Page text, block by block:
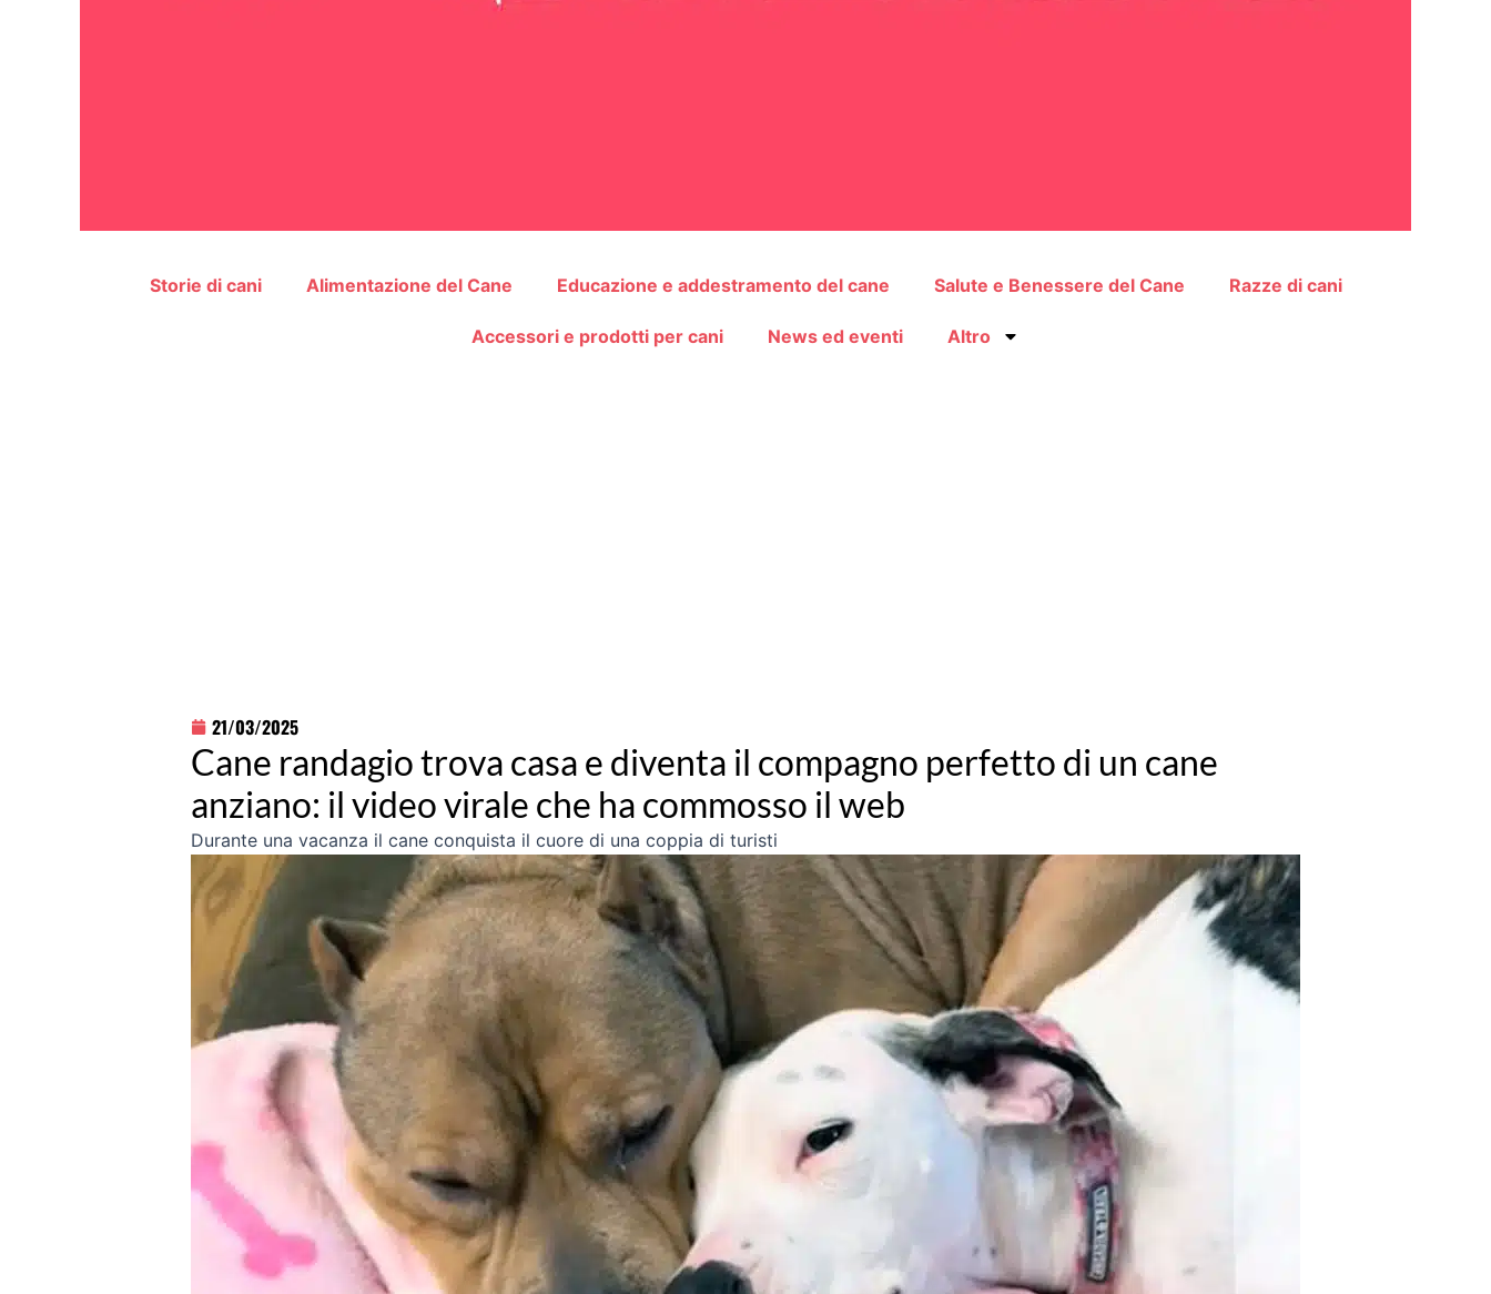
Storie di cani Alimentazione del Cane Educazione e addestramento del cane Salute e Benessere del Cane Razze di cani
Accessori e prodotti per cani News ed eventi Altro
21/03/2025
Cane randagio trova casa e diventa il compagno perfetto di un cane
anziano: il video virale che ha commosso il web
Durante una vacanza il cane conquista il cuore di una coppia di turisti